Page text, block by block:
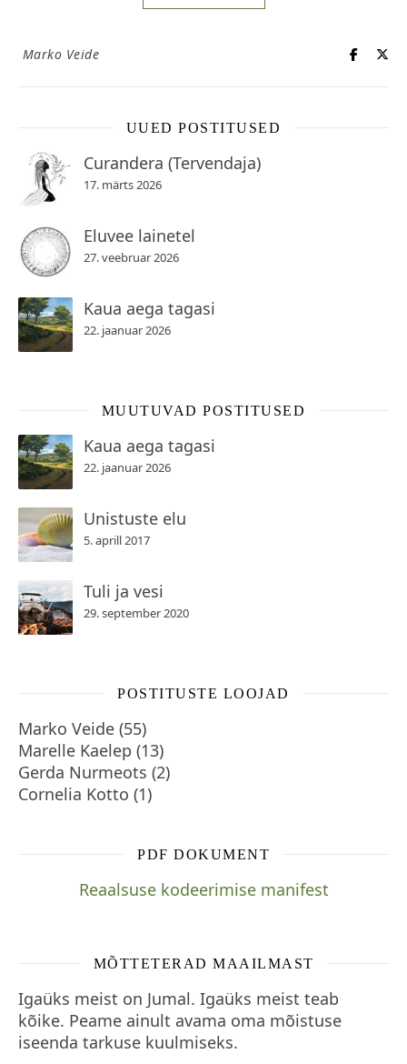
Marko Veide
UUED POSTITUSED
Curandera (Tervendaja)
17. märts 2026
Eluvee lainetel
27. veebruar 2026
Kaua aega tagasi
22. jaanuar 2026
MUUTUVAD POSTITUSED
Kaua aega tagasi
22. jaanuar 2026
Unistuste elu
5. aprill 2017
Tuli ja vesi
29. september 2020
POSTITUSTE LOOJAD
Marko Veide (55)
Marelle Kaelep (13)
Gerda Nurmeots (2)
Cornelia Kotto (1)
PDF DOKUMENT
Reaalsuse kodeerimise manifest
MÕTTETERAD MAAILMAST
Igaüks meist on Jumal. Igaüks meist teab
kõike. Peame ainult avama oma mõistuse
iseenda tarkuse kuulmiseks.